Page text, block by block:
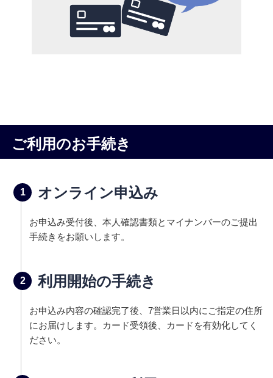
ご利用のお手続き
1 オンライン申込み
お申込み受付後、本人確認書類とマイナンバーのご提出
手続きをお願いします。
2 利用開始の手続き
お申込み内容の確認完了後、7営業日以内にご指定の住所
にお届けします。カード受領後、カードを有効化してく
ださい。